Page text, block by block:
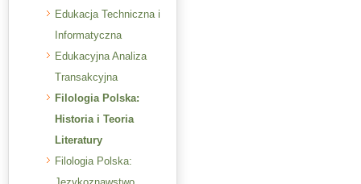
Edukacja Techniczna i
Informatyczna
Edukacyjna Analiza
Transakcyjna
Filologia Polska:
Historia i Teoria
Literatury
Filologia Polska: